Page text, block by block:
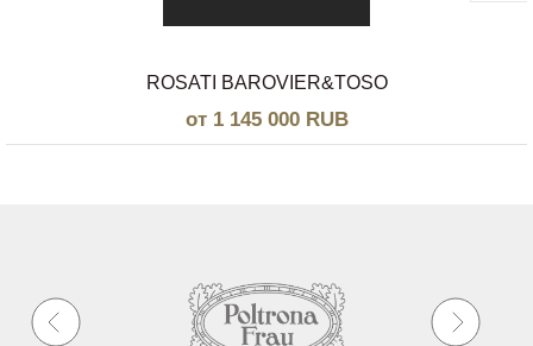
ROSATI BAROVIER&TOSO
от 1 145 000 RUB